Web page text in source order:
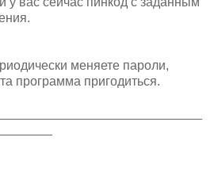
меняете пароли,
программа пригодиться.